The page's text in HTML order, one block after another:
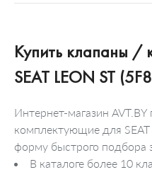
Купить клапаны /
SEAT LEON ST
Интернет-магазин
комплектующие для SEAT
форму быстрого подбора
В каталоге более 10